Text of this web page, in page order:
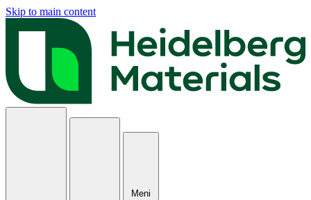
Skip to main content
Meni